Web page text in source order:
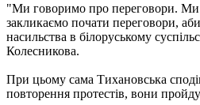
"Ми говоримо про переговори.
закликаємо почати переговори,
насильства в білоруському
Колесникова.
При цьому сама Тихановська
повторення протестів, вони